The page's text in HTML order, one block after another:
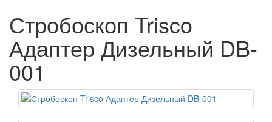
Стробоскоп Trisco
Адаптер Дизельный DB-
001